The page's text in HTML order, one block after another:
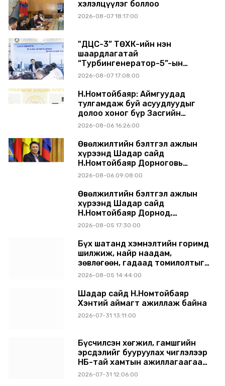
хэлэлцүүлэг боллоо
2026-08-07 18:17:00
"ДЦС-3” ТӨХК-ийн нэн
шаардлагатай
“Турбингенератор-5”-ын
шинэчлэлийн төсвийг
2026-08-07 17:08:00
Н.Номтойбаяр: Аймгуудад
тулгамдаж буй асуудлуудыг
долоо хоног бүр Засгийн
газрын хуралдаанд
2026-08-06 16:26:00
Өвөлжилтийн бэлтгэл ажлын
хүрээнд Шадар сайд
Н.Номтойбаяр Дорноговь
аймагт ажиллав
2026-08-06 09:08:00
Өвөлжилтийн бэлтгэл ажлын
хүрээнд Шадар сайд
Н.Номтойбаяр Дорнод,
Сүхбаатар аймагт ажиллав
2026-08-05 17:30:00
Бүх шатанд хэмнэлтийн горимд
шилжиж, найр наадам,
зөвлөгөөн, гадаад томилолтыг
хориглолоо
2026-08-05 14:44:00
Шадар сайд Н.Номтойбаяр
Хэнтий аймагт ажиллаж байна
2026-07-31 13:11:00
Бүсчилсэн хөгжил, гамшгийн
эрсдэлийг бууруулах чиглэлээр
НҮБ-тай хамтын ажиллагаагаа
өргөжүүлэхээр санал солилцлоо
2026-07-31 12:06:00